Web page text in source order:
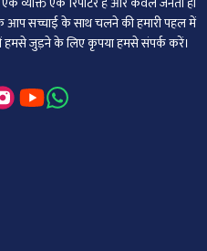
आप सच्चाई के साथ चलने की हमारी पहल में
जुड़ने के लिए कृपया हमसे संपर्क करें।